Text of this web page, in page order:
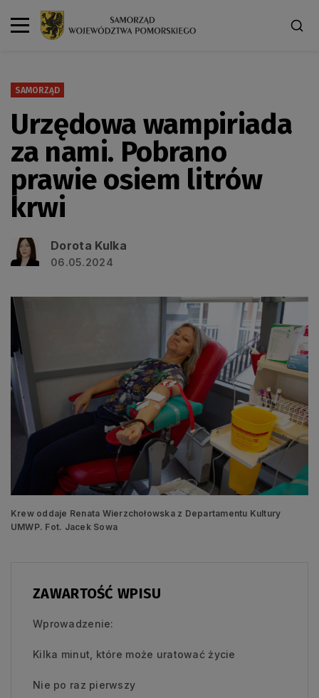
SAMORZĄD
Urzędowa wampiriada
za nami. Pobrano
prawie osiem litrów
krwi
Dorota Kulka
06.05.2024
Krew oddaje Renata Wierzchołowska z Departamentu Kultury
UMWP. Fot. Jacek Sowa
ZAWARTOŚĆ WPISU
Wprowadzenie:
Kilka minut, które może uratować życie
Nie po raz pierwszy